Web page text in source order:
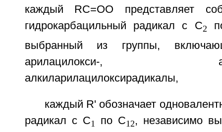
каждый RC=OO представляет
гидрокарбацильный радикал с С2
выбранный из группы,
арилацилокси-,
алкиларилацилоксирадикалы,
каждый R' обозначает
радикал с С1 по С12, независимо